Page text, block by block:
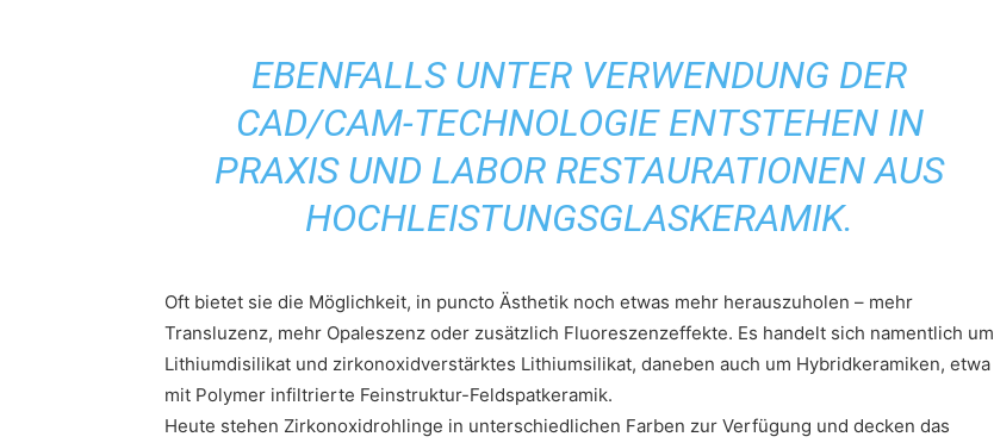
EBENFALLS UNTER VERWENDUNG DER
CAD/CAM-TECHNOLOGIE ENTSTEHEN IN
PRAXIS UND LABOR RESTAURATIONEN AUS
HOCHLEISTUNGSGLASKERAMIK.
Oft bietet sie die Möglichkeit, in puncto Ästhetik noch etwas mehr herauszuholen – mehr
Transluzenz, mehr Opaleszenz oder zusätzlich Fluoreszenzeffekte. Es handelt sich namentlich um
Lithiumdisilikat und zirkonoxidverstärktes Lithiumsilikat, daneben auch um Hybridkeramiken, etwa
mit Polymer infiltrierte Feinstruktur-Feldspatkeramik.
Heute stehen Zirkonoxidrohlinge in unterschiedlichen Farben zur Verfügung und decken das